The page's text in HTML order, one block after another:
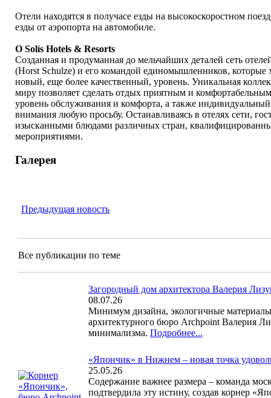
Отели находятся в получасе езды на высокоскоростном
езды от аэропорта на автомобиле.
О Solís Hotels & Resorts
Созданная и продуманная до мельчайших деталей сеть
(Horst Schulze) и его командой единомышленников, которые
новый, еще более качественный, уровень. Уникальная
миру позволяет сделать отдых приятным и
уровень обслуживания и комфорта, а также
внимания любую просьбу. Останавливаясь в отелях сети,
изысканными блюдами различных стран,
мероприятиями.
Галерея
Предыдущая новость
Все публикации по теме
Загородный дом архитектора Валерия
08.07.26
Минимум дизайна, экологичные
архитектурного бюро Archpoint Валерия
минимализма. Подробнее...
«Япончик» в Нижнем – новая точка
25.05.26
Содержание важнее размера – команда
подтвердила эту истину, создав корнер